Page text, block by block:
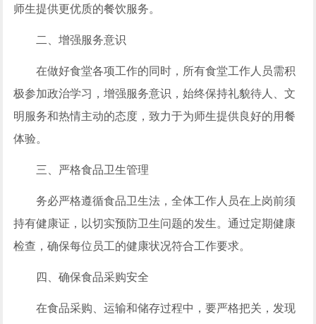
师生提供更优质的餐饮服务。
二、增强服务意识
在做好食堂各项工作的同时，所有食堂工作人员需积
极参加政治学习，增强服务意识，始终保持礼貌待人、文
明服务和热情主动的态度，致力于为师生提供良好的用餐
体验。
三、严格食品卫生管理
务必严格遵循食品卫生法，全体工作人员在上岗前须
持有健康证，以切实预防卫生问题的发生。通过定期健康
检查，确保每位员工的健康状况符合工作要求。
四、确保食品采购安全
在食品采购、运输和储存过程中，要严格把关，发现